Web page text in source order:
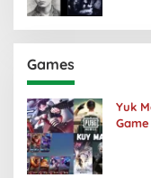
Games
Yuk